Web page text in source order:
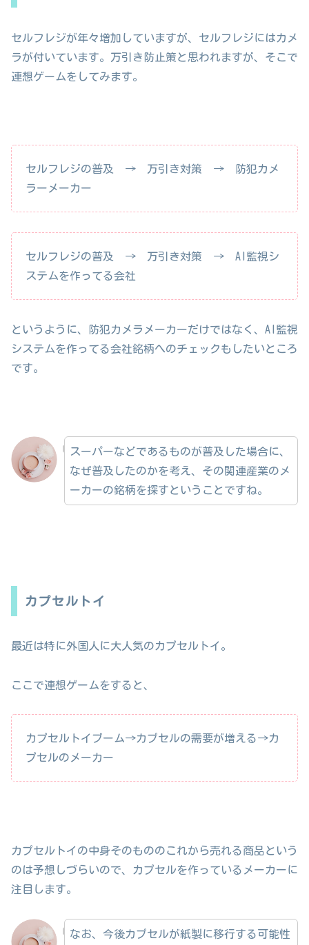
セルフレジが年々増加していますが、セルフレジにはカメ
ラが付いています。万引き防止策と思われますが、そこで
連想ゲームをしてみます。
セルフレジの普及 → 万引き対策 → 防犯カメ
ラーメーカー
セルフレジの普及 → 万引き対策 → AI監視シ
ステムを作ってる会社
というように、防犯カメラメーカーだけではなく、AI監視
システムを作ってる会社銘柄へのチェックもしたいところ
です。
スーパーなどであるものが普及した場合に、
なぜ普及したのかを考え、その関連産業のメ
ーカーの銘柄を探すということですね。
カプセルトイ
最近は特に外国人に大人気のカプセルトイ。
ここで連想ゲームをすると、
カプセルトイブーム→カプセルの需要が増える→カ
プセルのメーカー
カプセルトイの中身そのもののこれから売れる商品という
のは予想しづらいので、カプセルを作っているメーカーに
注目します。
なお、今後カプセルが紙製に移行する可能性